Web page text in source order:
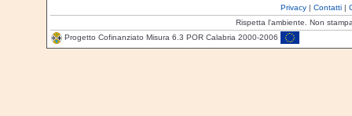
Privacy| Contatti|
Rispetta l'ambiente. Non
Progetto Cofinanziato Misura 6.3 POR Calabria 2000-2006